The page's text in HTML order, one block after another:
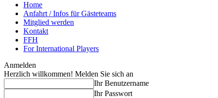
Home
Anfahrt / Infos für Gästeteams
Mitglied werden
Kontakt
FFH
For International Players
Anmelden
Herzlich willkommen! Melden Sie sich an
Ihr Benutzername
Ihr Passwort